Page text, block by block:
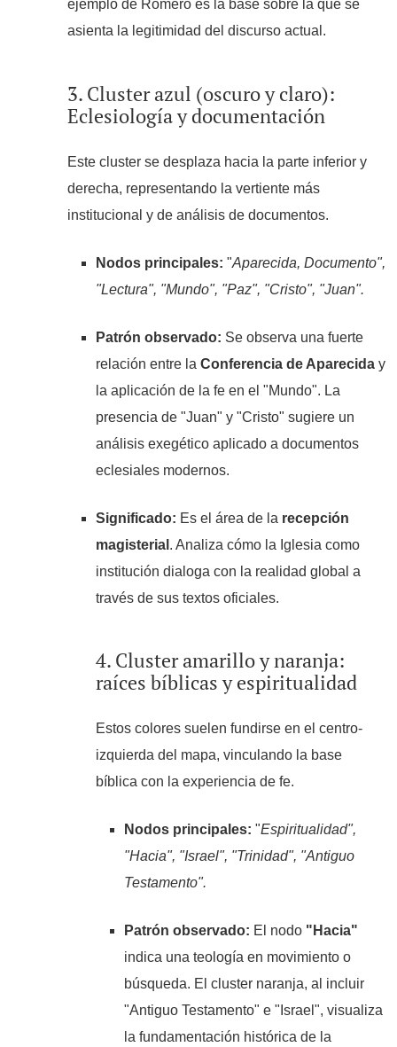
ejemplo de Romero es la base sobre la que se
asienta la legitimidad del discurso actual.
3. Cluster azul (oscuro y claro):
Eclesiología y documentación
Este cluster se desplaza hacia la parte inferior y
derecha, representando la vertiente más
institucional y de análisis de documentos.
Nodos principales: "Aparecida, Documento",
"Lectura", "Mundo", "Paz", "Cristo", "Juan".
Patrón observado: Se observa una fuerte
relación entre la Conferencia de Aparecida y
la aplicación de la fe en el "Mundo". La
presencia de "Juan" y "Cristo" sugiere un
análisis exegético aplicado a documentos
eclesiales modernos.
Significado: Es el área de la recepción
magisterial . Analiza cómo la Iglesia como
institución dialoga con la realidad global a
través de sus textos oficiales.
4. Cluster amarillo y naranja:
raíces bíblicas y espiritualidad
Estos colores suelen fundirse en el centro-
izquierda del mapa, vinculando la base
bíblica con la experiencia de fe.
Nodos principales: "Espiritualidad",
"Hacia", "Israel", "Trinidad", "Antiguo
Testamento".
Patrón observado: El nodo "Hacia"
indica una teología en movimiento o
búsqueda. El cluster naranja, al incluir
"Antiguo Testamento" e "Israel", visualiza
la fundamentación histórica de la